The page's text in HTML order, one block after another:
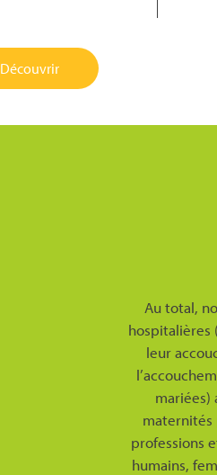
Découvrir
Au total,
hospitalières
leur
mariées)
maternités
professions
humains,